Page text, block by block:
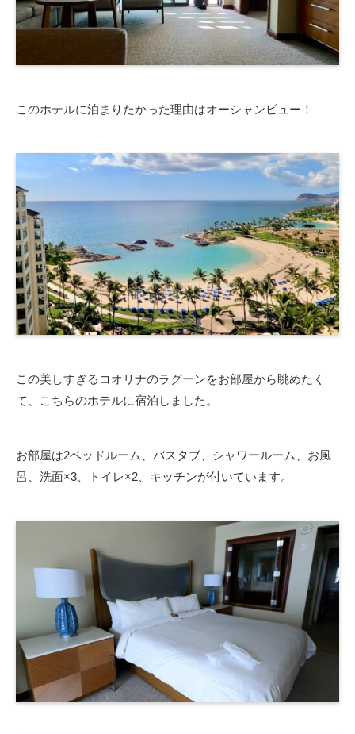
このホテルに泊まりたかった理由はオーシャンビュー！
この美しすぎるコオリナのラグーンをお部屋から眺めたく
て、こちらのホテルに宿泊しました。
お部屋は2ベッドルーム、バスタブ、シャワールーム、お風
呂、洗面×3、トイレ×2、キッチンが付いています。